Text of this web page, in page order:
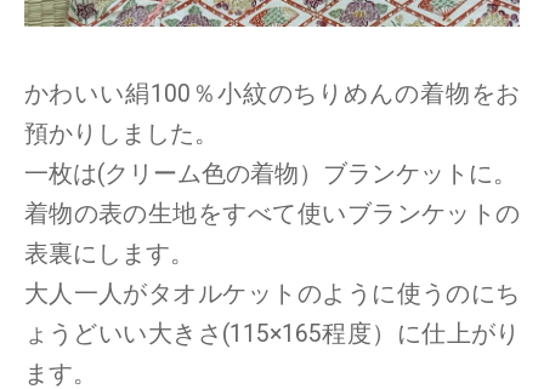
かわいい絹100％小紋のちりめんの着物をお
預かりしました。
一枚は(クリーム色の着物）ブランケットに。
着物の表の生地をすべて使いブランケットの
表裏にします。
大人一人がタオルケットのように使うのにち
ょうどいい大きさ(115×165程度）に仕上がり
ます。